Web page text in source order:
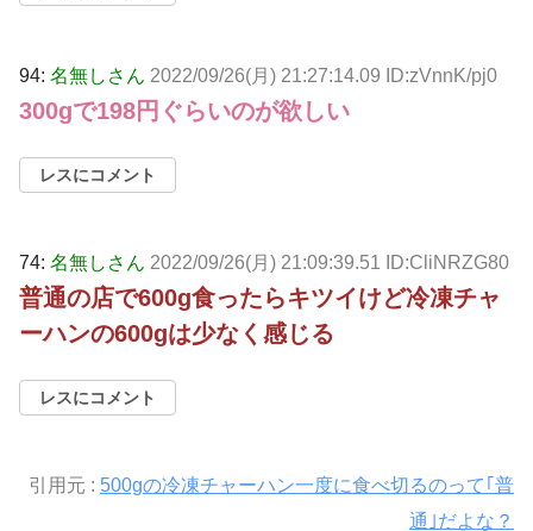
94: 名無しさん 2022/09/26(月) 21:27:14.09 ID:zVnnK/pj0
300gで198円ぐらいのが欲しい
レスにコメント
74: 名無しさん 2022/09/26(月) 21:09:39.51 ID:CliNRZG80
普通の店で600g食ったらキツイけど冷凍チャ
ーハンの600gは少なく感じる
レスにコメント
引用元 : 500gの冷凍チャーハン一度に食べ切るのって｢普
通｣だよな？